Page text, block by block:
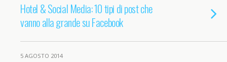
Hotel & Social Media: 10 tipi di post che
vanno alla grande su Facebook
5 AGOSTO 2014